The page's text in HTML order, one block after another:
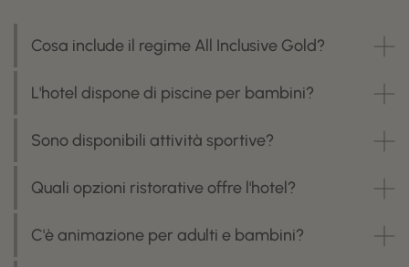
Cosa include il regime All Inclusive Gold?
L'hotel dispone di piscine per bambini?
Sono disponibili attività sportive?
Quali opzioni ristorative offre l'hotel?
C'è animazione per adulti e bambini?